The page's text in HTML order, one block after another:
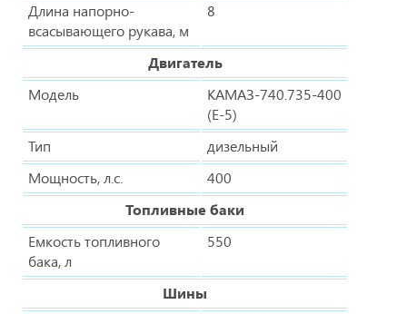
Длина напорно-
всасывающего рукава, м
8
Двигатель
Модель
КАМАЗ-740.735-400
(E-5)
Тип
дизельный
Мощность, л.с.
400
Топливные баки
Емкость топливного
бака, л
550
Шины